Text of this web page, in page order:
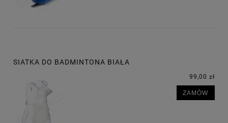
SIATKA DO BADMINTONA BIAŁA
99,00 zł
ZAMÓW